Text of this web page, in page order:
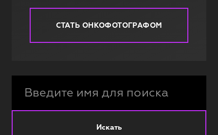
СТАТЬ ОНКОФОТОГРАФОМ
Искать